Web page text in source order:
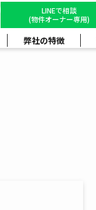
LINEで相談
(物件オーナー専用)
弊社の特徴